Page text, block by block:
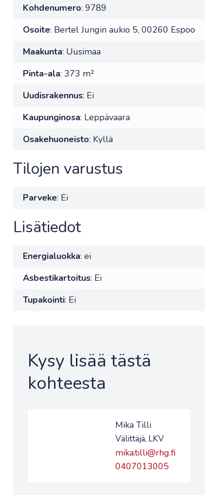
Kohdenumero: 9789
Osoite: Bertel Jungin aukio 5, 00260 Espoo
Maakunta: Uusimaa
Pinta-ala: 373 m²
Uudisrakennus: Ei
Kaupunginosa: Leppävaara
Osakehuoneisto: Kyllä
Tilojen varustus
Parveke: Ei
Lisätiedot
Energialuokka: ei
Asbestikartoitus: Ei
Tupakointi: Ei
Kysy lisää tästä
kohteesta
Mika Tilli
Välittäjä, LKV
mika.tilli@rhg.fi
0407013005